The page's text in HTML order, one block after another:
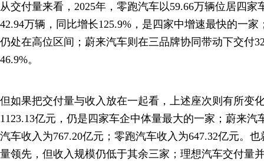
从交付量来看，2025年，零跑汽车以59.66万辆位居四家
42.94万辆，同比增长125.9%，是四家中增速最快的一家
仍处在高位区间；蔚来汽车则在三品牌协同带动下交付
46.9%。
但如果把交付量与收入放在一起看，上述座次则有所变
1123.13亿元，仍是四家车企中体量最大的一家；蔚来汽
汽车收入为767.20亿元；零跑汽车收入为647.32亿元。
量领先，但收入规模仍低于其余三家；理想汽车交付量